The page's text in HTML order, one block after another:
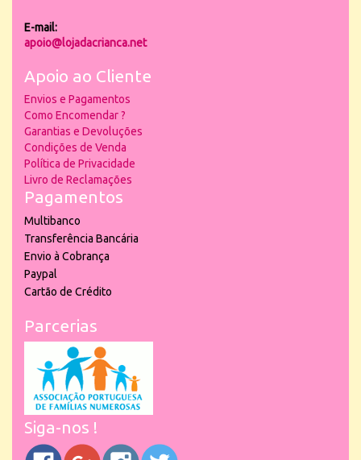
E-mail:
apoio@lojadacrianca.net
Apoio ao Cliente
Envios e Pagamentos
Como Encomendar ?
Garantias e Devoluções
Condições de Venda
Política de Privacidade
Livro de Reclamações
Pagamentos
Multibanco
Transferência Bancária
Envio à Cobrança
Paypal
Cartão de Crédito
Parcerias
Siga-nos !